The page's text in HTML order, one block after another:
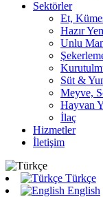
Sektörler
Et,
Hazır
Unlu
Süt &
Meyve,
Hayvan
İlaç
Hizmetler
İletişim
Türkçe
English